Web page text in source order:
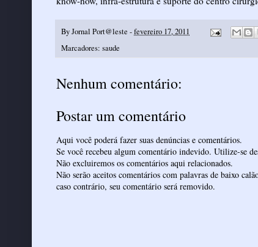
ByJornal Port@leste -fevereiro 17, 2011
Marcadores: saude
Nenhum comentário:
Postar um comentário
Aqui você poderá fazer suas denúncias e comentários.
Se você recebeu algum comentário indevido. Utilize-se
Não excluiremos os comentários aqui relacionados.
Não serão aceitos comentários com palavras de baixo
caso contrário, seu comentário será removido.